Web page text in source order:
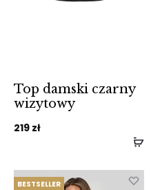
Top damski czarny
wizytowy
219 zł
BESTSELLER